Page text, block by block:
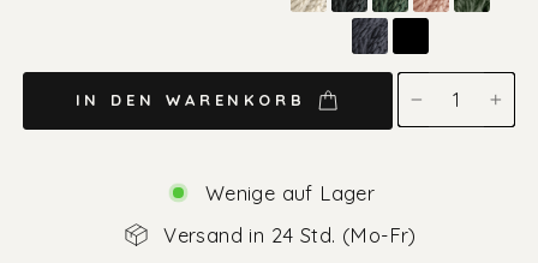
IN DEN WARENKORB
Wenige auf Lager
Versand in 24 Std. (Mo-Fr)